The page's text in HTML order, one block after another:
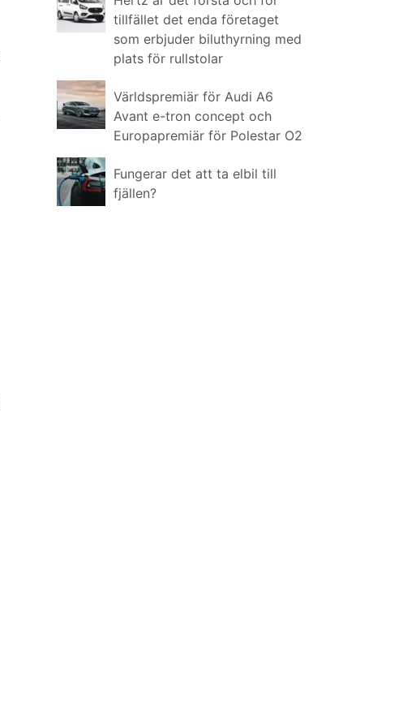
tillfället det enda företaget
som erbjuder biluthyrning med
plats för rullstolar
Världspremiär för Audi A6
Avant e-tron concept och
Europapremiär för Polestar O2
Fungerar det att ta elbil till
fjällen?